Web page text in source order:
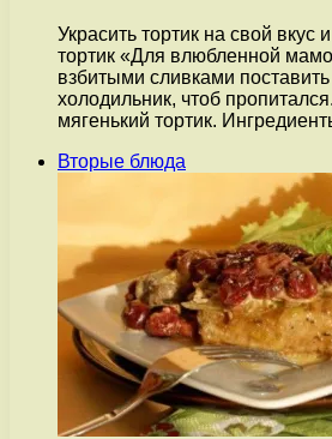
Украсить тортик на свой
тортик «Для влюбленной
взбитыми сливками
холодильник, чтоб
мягенький тортик.
Вторые блюда